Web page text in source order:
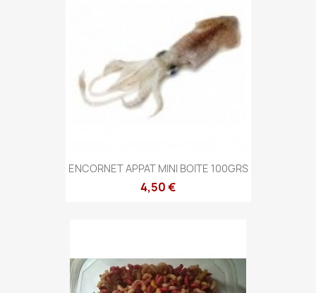
ENCORNET APPAT MINI BOITE 100GRS
4,50 €